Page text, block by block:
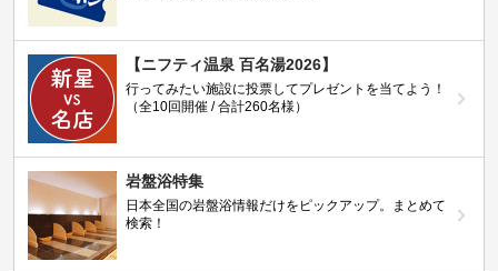
【ニフティ温泉 百名湯2026】
行ってみたい施設に投票してプレゼントを当てよう！
（全10回開催 / 合計260名様）
岩盤浴特集
日本全国の岩盤浴情報だけをピックアップ。まとめて
検索！